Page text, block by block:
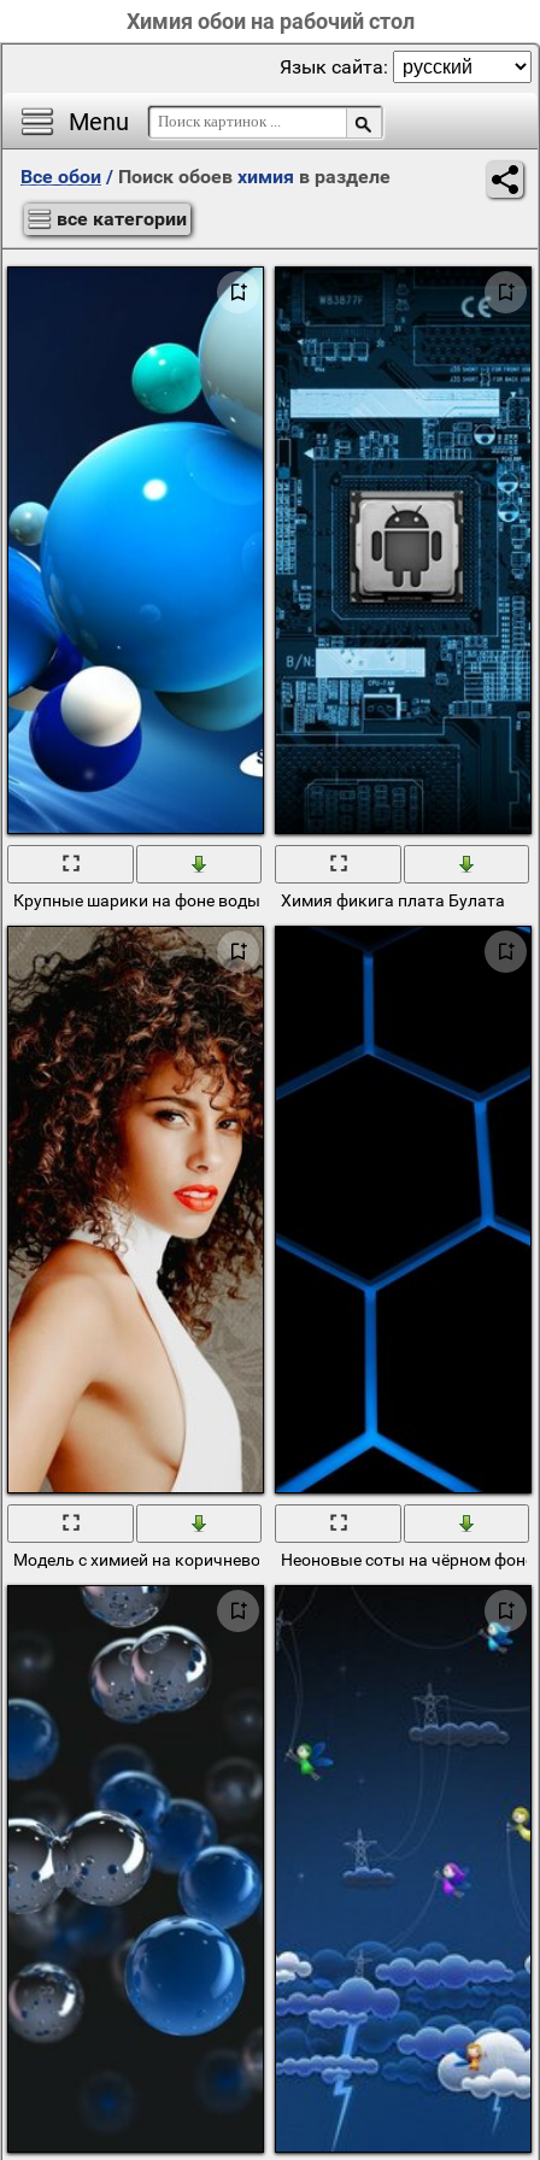
Химия обои на рабочий стол
Menu
Язык сайта:
Все обои / Поиск обоев химия в разделе
все категории
Крупные шарики на фоне воды Химия фикига плата Булата
Модель с химией на коричневом фонеНеоновые соты на чёрном фоне